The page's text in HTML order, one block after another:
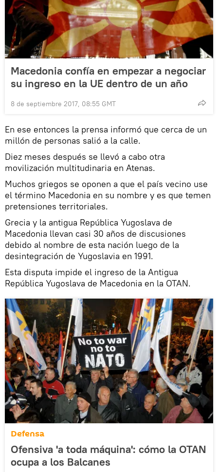
Macedonia confía en empezar a negociar
su ingreso en la UE dentro de un año
8 de septiembre 2017, 08:55 GMT
En ese entonces la prensa informó que cerca de un
millón de personas salió a la calle.
Diez meses después se llevó a cabo otra
movilización multitudinaria en Atenas.
Muchos griegos se oponen a que el país vecino use
el término Macedonia en su nombre y es que temen
pretensiones territoriales.
Grecia y la antigua República Yugoslava de
Macedonia llevan casi 30 años de discusiones
debido al nombre de esta nación luego de la
desintegración de Yugoslavia en 1991.
Esta disputa impide el ingreso de la Antigua
República Yugoslava de Macedonia en la OTAN.
Defensa
Ofensiva 'a toda máquina': cómo la OTAN
ocupa a los Balcanes